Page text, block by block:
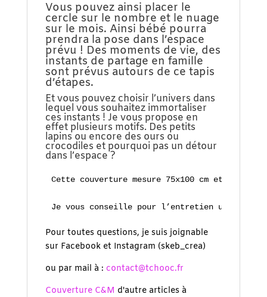
Vous pouvez ainsi placer le
cercle sur le nombre et le nuage
sur le mois. Ainsi bébé pourra
prendra la pose dans l’espace
prévu ! Des moments de vie, des
instants de partage en famille
sont prévus autours de ce tapis
d’étapes.
Et vous pouvez choisir l’univers dans
lequel vous souhaitez immortaliser
ces instants ! Je vous propose en
effet plusieurs motifs. Des petits
lapins ou encore des ours ou
crocodiles et pourquoi pas un détour
dans l’espace ?
Cette couverture mesure 75x100 cm et est
Je vous conseille pour l’entretien un
Pour toutes questions, je suis joignable
sur Facebook et Instagram (skeb_crea)
ou par mail à : contact@tchooc.fr
Couverture C&M d'autre articles à